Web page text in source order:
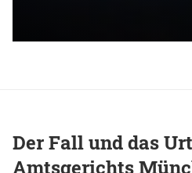
Der Fall und das
Amtsgerichts